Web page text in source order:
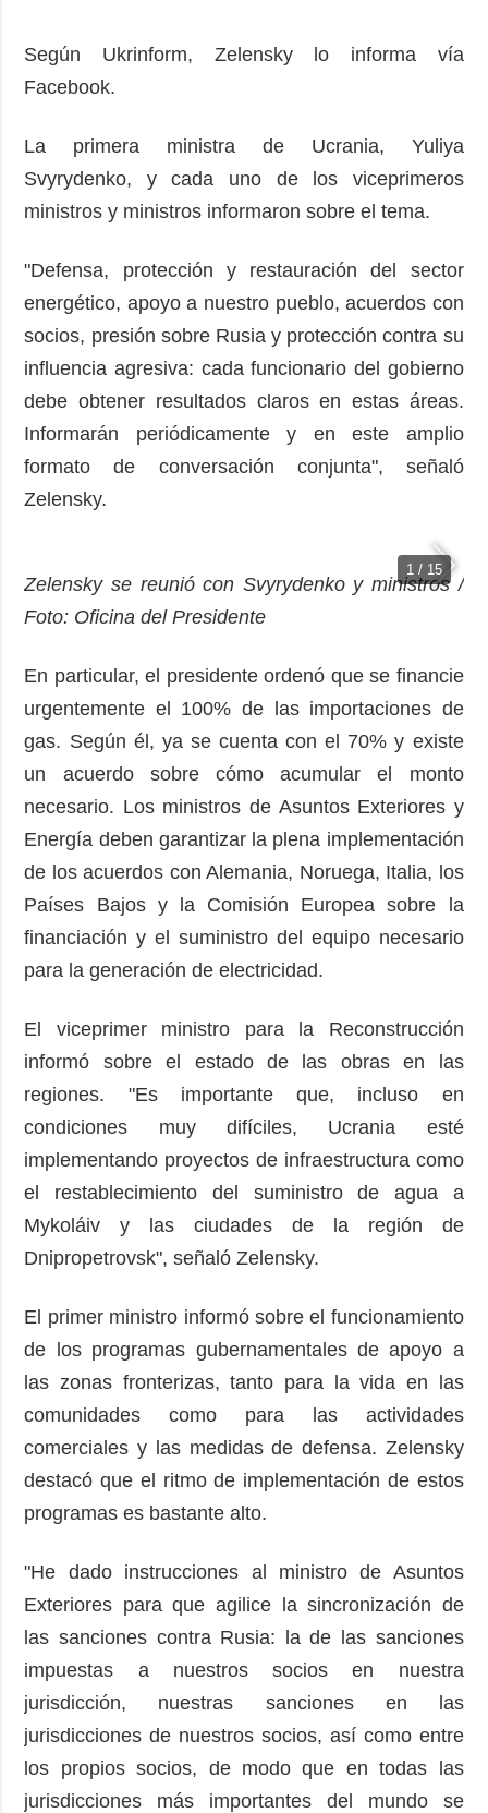
Según Ukrinform, Zelensky lo informa vía
Facebook.
La primera ministra de Ucrania, Yuliya
Svyrydenko, y cada uno de los viceprimeros
ministros y ministros informaron sobre el tema.
"Defensa, protección y restauración del sector
energético, apoyo a nuestro pueblo, acuerdos con
socios, presión sobre Rusia y protección contra su
influencia agresiva: cada funcionario del gobierno
debe obtener resultados claros en estas áreas.
Informarán periódicamente y en este amplio
formato de conversación conjunta", señaló
Zelensky.
1 / 15
Zelensky se reunió con Svyrydenko y ministros /
Foto: Oficina del Presidente
En particular, el presidente ordenó que se financie
urgentemente el 100% de las importaciones de
gas. Según él, ya se cuenta con el 70% y existe
un acuerdo sobre cómo acumular el monto
necesario. Los ministros de Asuntos Exteriores y
Energía deben garantizar la plena implementación
de los acuerdos con Alemania, Noruega, Italia, los
Países Bajos y la Comisión Europea sobre la
financiación y el suministro del equipo necesario
para la generación de electricidad.
El viceprimer ministro para la Reconstrucción
informó sobre el estado de las obras en las
regiones. "Es importante que, incluso en
condiciones muy difíciles, Ucrania esté
implementando proyectos de infraestructura como
el restablecimiento del suministro de agua a
Mykoláiv y las ciudades de la región de
Dnipropetrovsk", señaló Zelensky.
El primer ministro informó sobre el funcionamiento
de los programas gubernamentales de apoyo a
las zonas fronterizas, tanto para la vida en las
comunidades como para las actividades
comerciales y las medidas de defensa. Zelensky
destacó que el ritmo de implementación de estos
programas es bastante alto.
"He dado instrucciones al ministro de Asuntos
Exteriores para que agilice la sincronización de
las sanciones contra Rusia: la de las sanciones
impuestas a nuestros socios en nuestra
jurisdicción, nuestras sanciones en las
jurisdicciones de nuestros socios, así como entre
los propios socios, de modo que en todas las
jurisdicciones más importantes del mundo se